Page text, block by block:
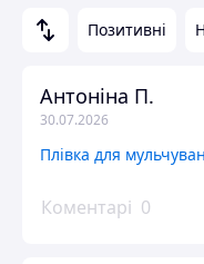
Позитивні
Антоніна П.
30.07.2026
Коментарі 0